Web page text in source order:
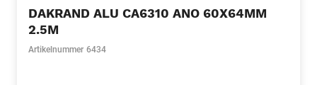
DAKRAND ALU CA6310 ANO 60X64MM
2.5M
Artikelnummer 6434